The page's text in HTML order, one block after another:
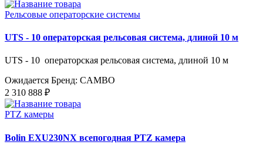
Рельсовые операторские системы
UTS - 10 операторская рельсовая система, длиной 10 м
UTS - 10 операторская рельсовая система, длиной 10 м
Ожидается Бренд: CAMBO
2 310 888 ₽
PTZ камеры
Bolin EXU230NX всепогодная PTZ камера